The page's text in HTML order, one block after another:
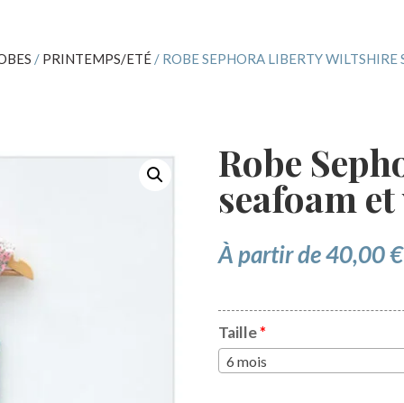
/ PRINTEMPS/ETÉ/ ROBE SEPHORA LIBERTY WILTSHIRE
Robe
seafoam
À partir de40,00€
Taille*
6 mois